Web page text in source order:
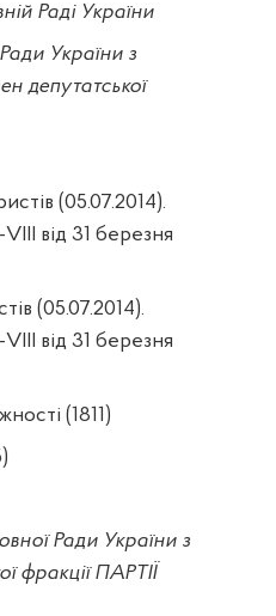
Раді України
України з
депутатської
(05.07.2014).
від 31 березня
(05.07.2014).
від 31 березня
(1811)
Ради України з
фракції ПАРТІЇ